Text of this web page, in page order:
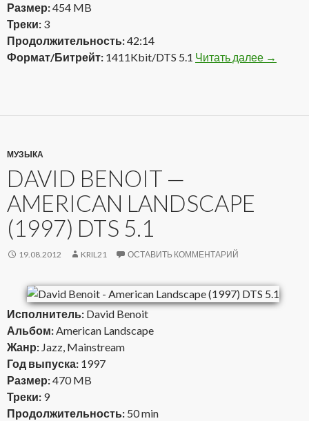
Размер:454 MB
Треки: 3
Продолжительность:42:14
Формат/Битрейт: 1411Kbit/DTS 5.1 Читать далее →
МУЗЫКА
DAVID BENOIT —
AMERICAN LANDSCAPE
(1997) DTS 5.1
19.08.2012 KRIL21 ОСТАВИТЬ КОММЕНТАРИЙ
Исполнитель: David Benoit
Альбом:American Landscape
Жанр: Jazz, Mainstream
Год выпуска: 1997
Размер:470 MB
Треки: 9
Продолжительность: 50 min